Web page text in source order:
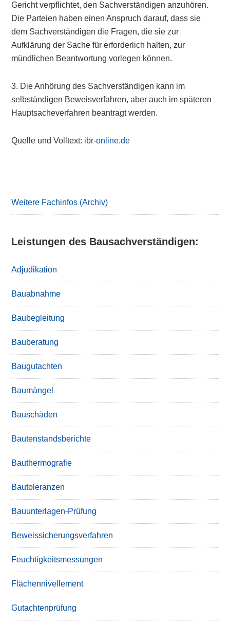
Gericht verpflichtet, den Sachverständigen anzuhören.
Die Parteien haben einen Anspruch darauf, dass sie
dem Sachverständigen die Fragen, die sie zur
Aufklärung der Sache für erforderlich halten, zur
mündlichen Beantwortung vorlegen können.
3. Die Anhörung des Sachverständigen kann im
selbständigen Beweisverfahren, aber auch im späteren
Hauptsacheverfahren beantragt werden.
Quelle und Volltext: ibr-online.de
Weitere Fachinfos (Archiv)
Leistungen des Bausachverständigen:
Adjudikation
Bauabnahme
Baubegleitung
Bauberatung
Baugutachten
Baumängel
Bauschäden
Bautenstandsberichte
Bauthermografie
Bautoleranzen
Bauunterlagen-Prüfung
Beweissicherungsverfahren
Feuchtigkeitsmessungen
Flächennivellement
Gutachtenprüfung